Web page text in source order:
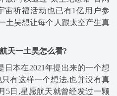
宙祈福活动也已有1亿用户参
土昊想让每个人跟太空产生真
天一土昊怎么看?
日本在2021年提出来的一个想
有这样一个想法,也并没有真
5日,星愿航天就曾经发过一颗